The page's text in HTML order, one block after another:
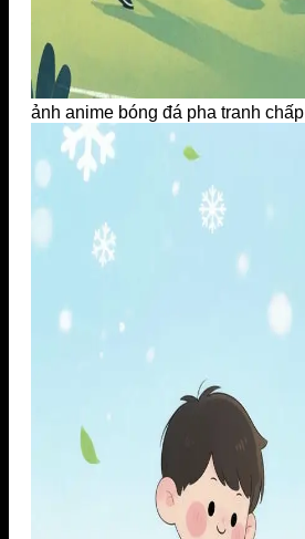
ảnh anime bóng đá pha tranh chấp